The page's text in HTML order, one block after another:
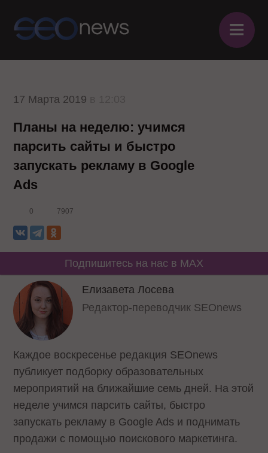
≡
17 Марта 2019
Планы на неделю: учимся
парсить сайты и быстро
запускать рекламу в Google
Ads
0 7907
Подпишитесь на нас в MAX
Елизавета Лосева
Редактор-переводчик SEOnews
Каждое воскресенье редакция SEOnews
публикует подборку образовательных
мероприятий на ближайшие семь дней. На этой
неделе учимся парсить сайты, быстро
запускать рекламу в Google Ads и поднимать
продажи с помощью поискового маркетинга.